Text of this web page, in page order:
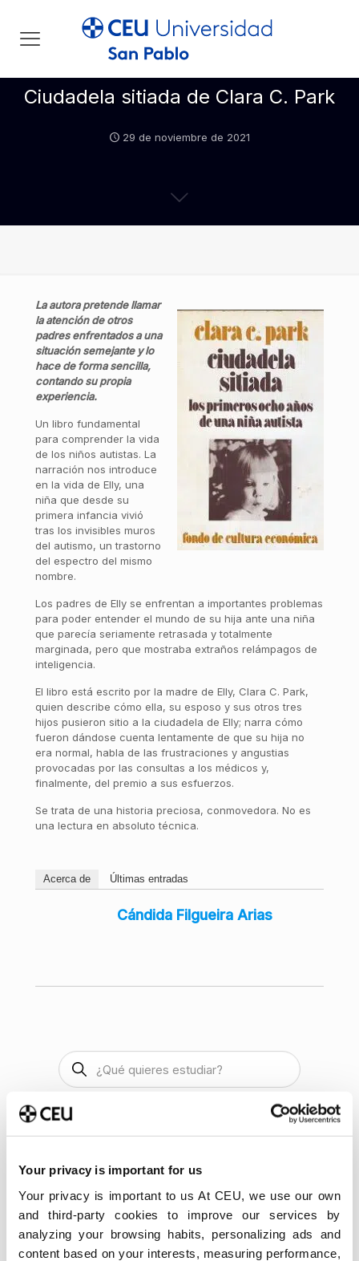
Your privacy is important for us
Your privacy is important to us At CEU, we use our own
and third-party cookies to improve our services by
analyzing your browsing habits, personalizing ads and
content based on your interests, measuring performance,
Ciudadela sitiada de Clara C. Park
29 de noviembre de 2021
La autora pretende llamar
la atención de otros
padres enfrentados a una
situación semejante y lo
hace de forma sencilla,
contando su propia
experiencia.
Un libro fundamental
para comprender la vida
de los niños autistas. La
narración nos introduce
en la vida de Elly, una
niña que desde su
primera infancia vivió
tras los invisibles muros
del autismo, un trastorno
del espectro del mismo
nombre.
Los padres de Elly se enfrentan a importantes problemas
para poder entender el mundo de su hija ante una niña
que parecía seriamente retrasada y totalmente
marginada, pero que mostraba extraños relámpagos de
inteligencia.
El libro está escrito por la madre de Elly, Clara C. Park,
quien describe cómo ella, su esposo y sus otros tres
hijos pusieron sitio a la ciudadela de Elly; narra cómo
fueron dándose cuenta lentamente de que su hija no
era normal, habla de las frustraciones y angustias
provocadas por las consultas a los médicos y,
finalmente, del premio a sus esfuerzos.
Se trata de una historia preciosa, conmovedora. No es
una lectura en absoluto técnica.
Acerca de Últimas entradas
Cándida Filgueira Arias
Últimas publicaciones
Método Pomodoro para
estudiar: Cómo aplicarlo en
la universidad y cuándo no